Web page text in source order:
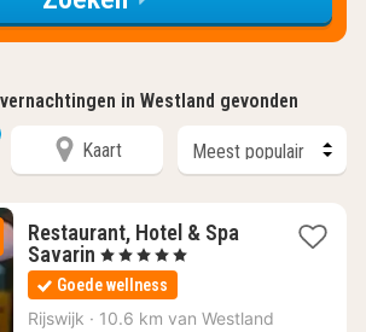
in Westland gevonden
Kaart
Restaurant, Hotel & Spa
Savarin 1
nacht
vanaf
€
, 5 Sterren
Goede wellness
Rijswijk · 10.6 km van Westland